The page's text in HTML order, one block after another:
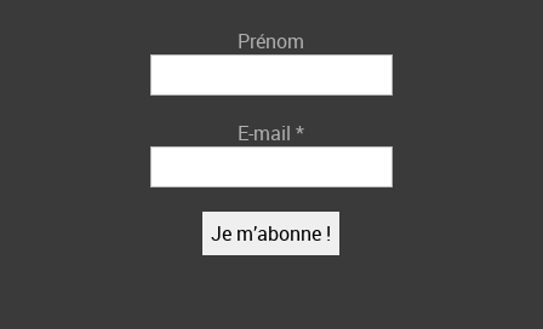
Prénom
E-mail*